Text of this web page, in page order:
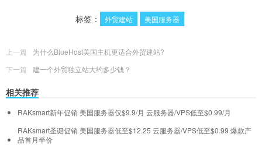
标签： 外贸建站 美国服务器
上一篇
为什么BlueHost美国主机更适合外贸建站?
下一篇
建一个外贸独立站大约多少钱？
相关推荐
RAKsmart新年促销 美国服务器仅$9.9/月 云服务器/VPS低至$0.99/月
RAKsmart圣诞促销 美国服务器低至$12.25 云服务器/VPS低至$0.99 爆款产
品首月半价